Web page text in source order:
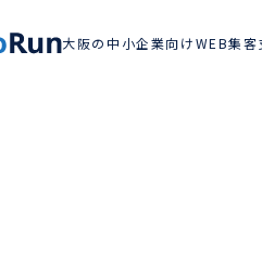
大阪の中小企業向けWEB集客